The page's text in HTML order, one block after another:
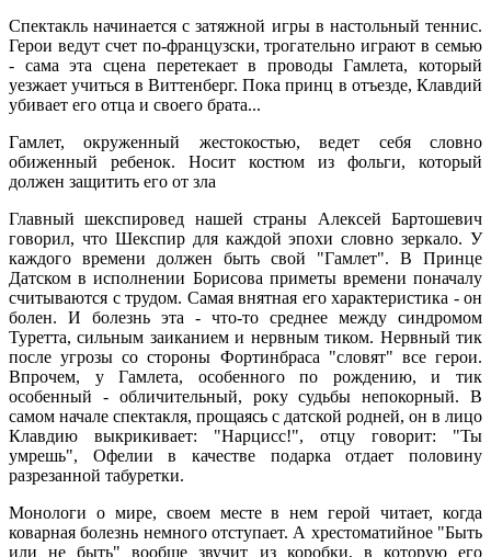
Спектакль начинается с затяжной игры в настольный теннис.
Герои ведут счет по-французски, трогательно играют в семью
- сама эта сцена перетекает в проводы Гамлета, который
уезжает учиться в Виттенберг. Пока принц в отъезде, Клавдий
убивает его отца и своего брата...
Гамлет, окруженный жестокостью, ведет себя словно
обиженный ребенок. Носит костюм из фольги, который
должен защитить его от зла
Главный шекспировед нашей страны Алексей Бартошевич
говорил, что Шекспир для каждой эпохи словно зеркало. У
каждого времени должен быть свой "Гамлет". В Принце
Датском в исполнении Борисова приметы времени поначалу
считываются с трудом. Самая внятная его характеристика - он
болен. И болезнь эта - что-то среднее между синдромом
Туретта, сильным заиканием и нервным тиком. Нервный тик
после угрозы со стороны Фортинбраса "словят" все герои.
Впрочем, у Гамлета, особенного по рождению, и тик
особенный - обличительный, року судьбы непокорный. В
самом начале спектакля, прощаясь с датской родней, он в лицо
Клавдию выкрикивает: "Нарцисс!", отцу говорит: "Ты
умрешь", Офелии в качестве подарка отдает половину
разрезанной табуретки.
Монологи о мире, своем месте в нем герой читает, когда
коварная болезнь немного отступает. А хрестоматийное "Быть
или не быть" вообще звучит из коробки, в которую его